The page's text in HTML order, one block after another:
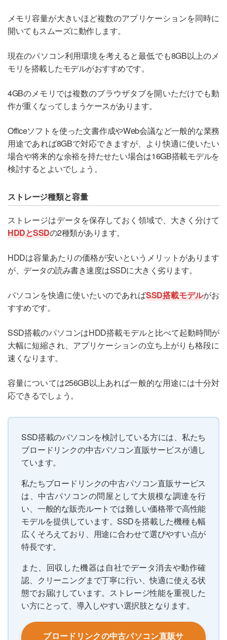
メモリ容量が大きいほど複数のアプリケーションを同時に
開いてもスムーズに動作します。
現在のパソコン利用環境を考えると最低でも8GB以上のメ
モリを搭載したモデルがおすすめです。
4GBのメモリでは複数のブラウザタブを開いただけでも動
作が重くなってしまうケースがあります。
Officeソフトを使った文書作成やWeb会議など一般的な業務
用途であれば8GBで対応できますが、より快適に使いたい
場合や将来的な余裕を持たせたい場合は16GB搭載モデルを
検討するとよいでしょう。
ストレージ種類と容量
ストレージはデータを保存しておく領域で、大きく分けて
HDDとSSDの2種類があります。
HDDは容量あたりの価格が安いというメリットがあります
が、データの読み書き速度はSSDに大きく劣ります。
パソコンを快適に使いたいのであればSSD搭載モデルがお
すすめです。
SSD搭載のパソコンはHDD搭載モデルと比べて起動時間が
大幅に短縮され、アプリケーションの立ち上がりも格段に
速くなります。
容量については256GB以上あれば一般的な用途には十分対
応できるでしょう。
SSD搭載のパソコンを検討している方には、私たち
ブロードリンクの中古パソコン直販サービスが適し
ています。
私たちブロードリンクの中古パソコン直販サービス
は、中古パソコンの問屋として大規模な調達を行
い、一般的な販売ルートでは難しい価格帯で高性能
モデルを提供しています。SSDを搭載した機種も幅
広くそろえており、用途に合わせて選びやすい点が
特長です。
また、回収した機器は自社でデータ消去や動作確
認、クリーニングまで丁寧に行い、快適に使える状
態でお届けしています。ストレージ性能を重視した
い方にとって、導入しやすい選択肢となります。
ブロードリンクの中古パソコン直販サ